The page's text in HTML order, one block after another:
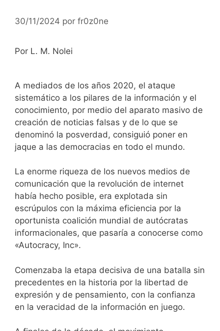
30/11/2024 por fr0z0ne
Por L. M. Nolei
A mediados de los años 2020, el ataque
sistemático a los pilares de la información y el
conocimiento, por medio del aparato masivo de
creación de noticias falsas y de lo que se
denominó la posverdad, consiguió poner en
jaque a las democracias en todo el mundo.
La enorme riqueza de los nuevos medios de
comunicación que la revolución de internet
había hecho posible, era explotada sin
escrúpulos con la máxima eficiencia por la
oportunista coalición mundial de autócratas
informacionales, que pasaría a conocerse como
«Autocracy, Inc».
Comenzaba la etapa decisiva de una batalla sin
precedentes en la historia por la libertad de
expresión y de pensamiento, con la confianza
en la veracidad de la información en juego.